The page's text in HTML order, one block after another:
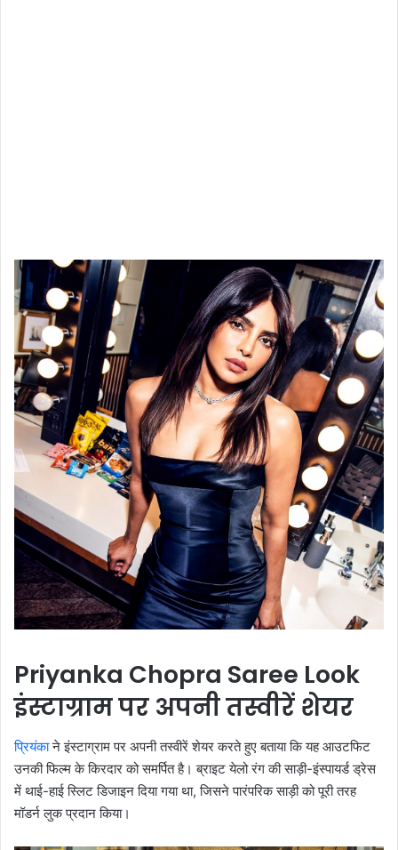
Priyanka Chopra Saree Look
इंस्टाग्राम पर अपनी तस्वीरें शेयर
प्रियंकाने इंस्टाग्राम पर अपनी तस्वीरें शेयर करते हुए बताया कि यह आउटफिट
उनकी फिल्म के किरदार को समर्पित है। ब्राइट येलो रंग की साड़ी-इंस्पायर्ड ड्रेस
में थाई-हाई स्लिट डिजाइन दिया गया था, जिसने पारंपरिक साड़ी को पूरी तरह
मॉडर्न लुक प्रदान किया।